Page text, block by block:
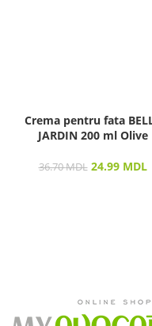
Crema pentru fata
JARDIN 200 ml Olive
36.70MDL 24.99 MDL